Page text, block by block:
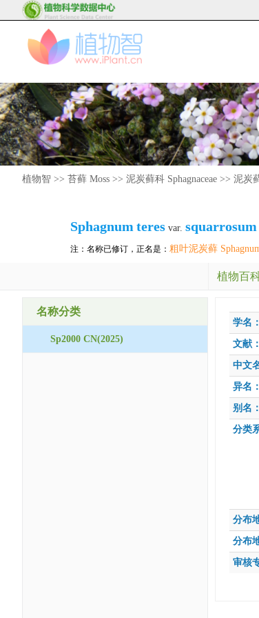
植物智 >> 苔藓 Moss >> 泥炭藓科 Sphagnaceae >> 泥炭
Sphagnum teres var. squarrosum
注：名称已修订，正名是： 粗叶泥炭藓
植物百
名称分类
Sp2000 CN(2025)
学名：
文献：
中文
异名：
别名：
分类
分布
分布
审核